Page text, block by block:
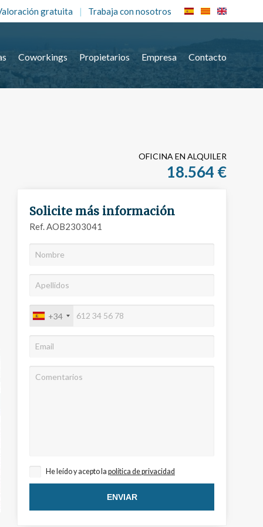
gratuita Trabaja con nosotros
Coworkings Propietarios Empresa Contacto
OFICINA EN ALQUILER
18.564 €
Solicite más información
Ref. AOB2303041
+34
He leído y acepto la política de privacidad